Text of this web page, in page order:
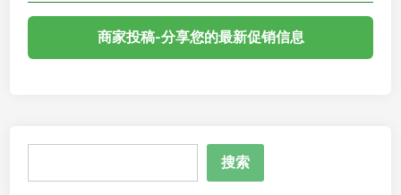
商家投稿-分享您的最新促销信息
搜索